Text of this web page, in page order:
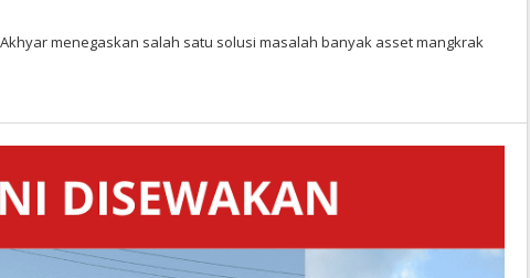
Akhyar menegaskan salah satu solusi masalah banyak asset mangkrak